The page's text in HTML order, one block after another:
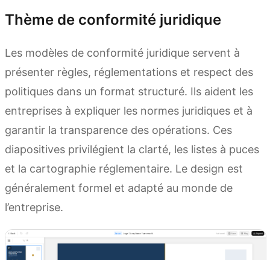
Thème de conformité juridique
Les modèles de conformité juridique servent à
présenter règles, réglementations et respect des
politiques dans un format structuré. Ils aident les
entreprises à expliquer les normes juridiques et à
garantir la transparence des opérations. Ces
diapositives privilégient la clarté, les listes à puces
et la cartographie réglementaire. Le design est
généralement formel et adapté au monde de
l’entreprise.